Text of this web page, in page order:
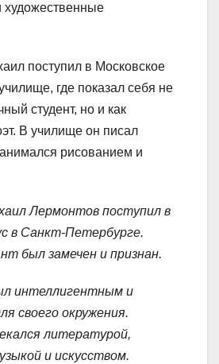
художественные
поступил в Московское
где показал себя не
студент, но и как
В училище он писал
рисованием и
Лермонтов поступил в
в Санкт-Петербурге.
был замечен и признан.
интеллигентным и
своего окружения.
литературой,
и искусством.